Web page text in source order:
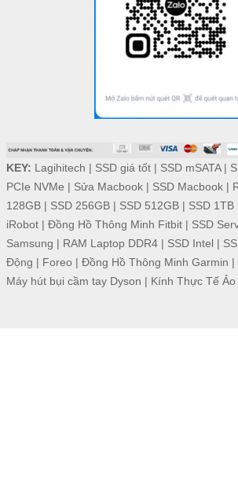
KEY: Lagihitech | SSD giá tốt| SSD mSATA|
PCIe NVMe | Sửa Macbook| SSD Macbook|
128GB| SSD 256GB| SSD 512GB| SSD 1TB
iRobot| Đồng Hồ Thông Minh Fitbit| SSD
Samsung | RAM Laptop DDR4| SSD Intel|
Động | Foreo | Đồng Hồ Thông Minh Garmin |
Máy hút bụi cầm tay Dyson | Kính Thực Tế Ảo